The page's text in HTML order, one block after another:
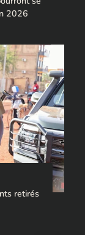
2026
retirés